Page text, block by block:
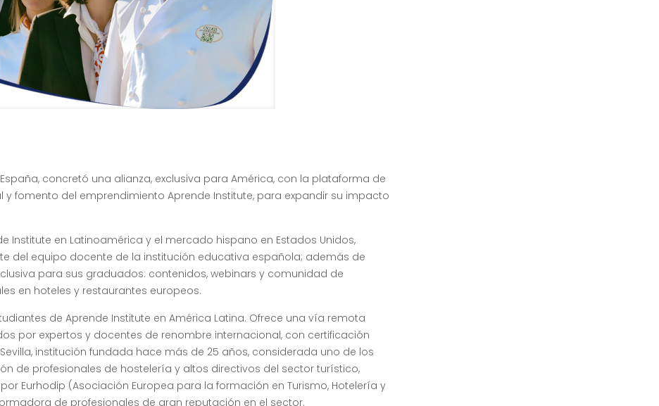
concretó una alianza, exclusiva para América, con la plataforma de
fomento del emprendimiento Aprende Institute, para expandir su impacto
Institute en Latinoamérica y el mercado hispano en Estados Unidos,
del equipo docente de la institución educativa española; además de
para sus graduados: contenidos, webinars y comunidad de
en hoteles y restaurantes europeos.
de Aprende Institute en América Latina. Ofrece una vía remota
por expertos y docentes de renombre internacional, con certificación
institución fundada hace más de 25 años, considerada uno de los
de profesionales de hostelería y altos directivos del sector turístico,
Eurhodip (Asociación Europea para la formación en Turismo, Hotelería y
de profesionales de gran reputación en el sector.